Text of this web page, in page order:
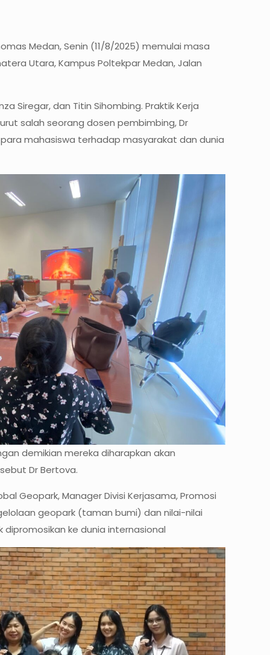
Medan, Senin (11/8/2025) memulai masa
Utara, Kampus Poltekpar Medan, Jalan
Siregar, dan Titin Sihombing. Praktik Kerja
salah seorang dosen pembimbing, Dr
para mahasiswa terhadap masyarakat dan dunia
demikian mereka diharapkan akan
Dr Bertova.
Geopark, Manager Divisi Kerjasama, Promosi
geopark (taman bumi) dan nilai-nilai
ke dunia internasional